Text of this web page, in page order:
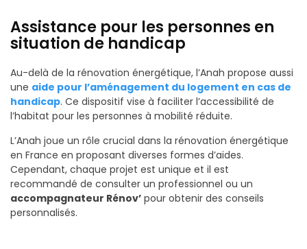
Assistance pour les personnes en
situation de handicap
Au-delà de la rénovation énergétique, l’Anah propose aussi
une aide pour l’aménagement du logement en cas de
handicap. Ce dispositif vise à faciliter l’accessibilité de
l’habitat pour les personnes à mobilité réduite.
L’Anah joue un rôle crucial dans la rénovation énergétique
en France en proposant diverses formes d’aides.
Cependant, chaque projet est unique et il est
recommandé de consulter un professionnel ou un
accompagnateur Rénov’ pour obtenir des conseils
personnalisés.